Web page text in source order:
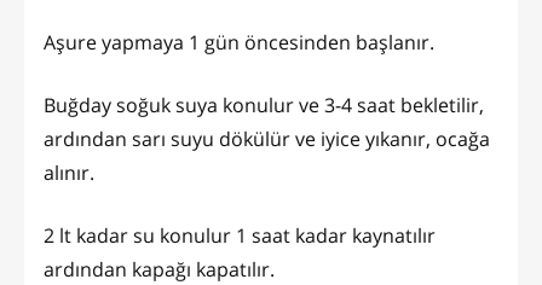
Aşure yapmaya 1 gün öncesinden başlanır.
Buğday soğuk suya konulur ve 3-4 saat bekletilir,
ardından sarı suyu dökülür ve iyice yıkanır, ocağa
alınır.
2 lt kadar su konulur 1 saat kadar kaynatılır
ardından kapağı kapatılır.